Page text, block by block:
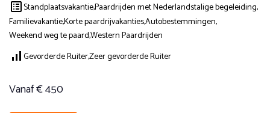
Standplaatsvakantie,Paardrijden met Nederlandstalige begeleiding,
Familievakantie,Korte paardrijvakanties,Autobestemmingen,
Weekend weg te paard,Western Paardrijden
Gevorderde Ruiter,Zeer gevorderde Ruiter
Vanaf € 450